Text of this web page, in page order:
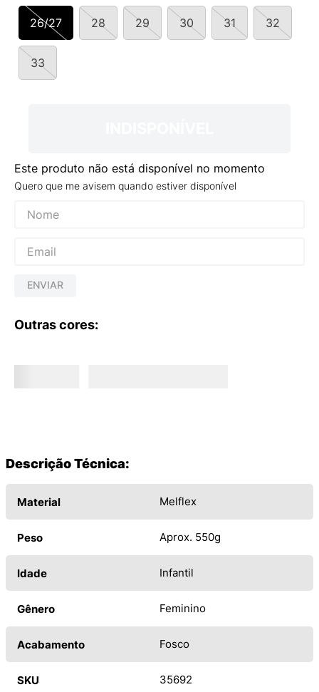
26/27 28 29 30 31 32
33
Este produto não está disponível no momento
Quero que me avisem quando estiver disponível
ENVIAR
Outras cores:
Descrição Técnica:
Material Melflex
Peso Aprox. 550g
Idade Infantil
Gênero Feminino
Acabamento Fosco
SKU 35692
9º
VANS TÊNIS VANS ULTRARANGE
10º NEW 530